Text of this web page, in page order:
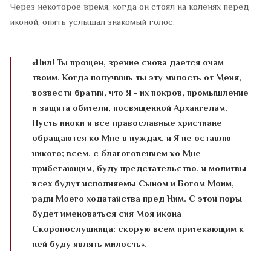
Через некоторое время, когда он стоял на коленях перед
иконой, опять услышал знакомый голос:
«Нил! Ты прощен, зрение снова дается очам
твоим. Когда получишь ты эту милость от Меня,
возвести братии, что Я - их покров, промышление
и защита обители, посвященной Архангелам.
Пусть иноки и все православные христиане
обращаются ко Мне в нуждах, и Я не оставлю
никого; всем, с благоговением ко Мне
прибегающим, буду предстательство, и молитвы
всех будут исполняемы Сыном и Богом Моим,
ради Моего ходатайства пред Ним. С этой поры
будет именоваться сия Моя икона
Скоропослушница: скорую всем притекающим к
ней буду являть милость».